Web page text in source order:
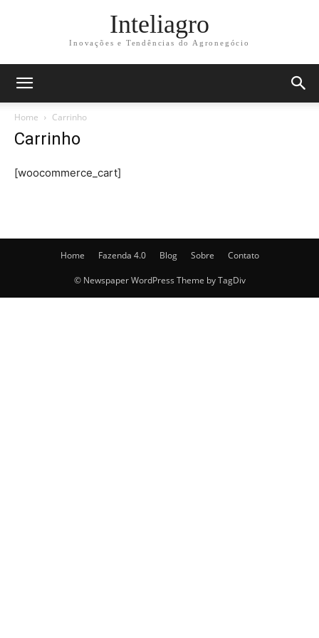
Inteliagro
Inovações e Tendências do Agronegócio
Home Carrinho
Carrinho
[woocommerce_cart]
Home Fazenda 4.0 Blog Sobre Contato
© Newspaper WordPress Theme by TagDiv